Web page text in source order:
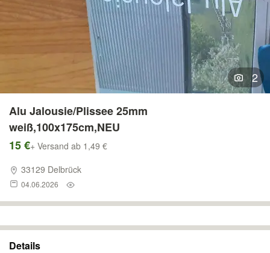
2
Alu Jalousie/Plissee 25mm
weiß,100x175cm,NEU
15 €+ Versand ab 1,49 €
33129 Delbrück
04.06.2026
Details